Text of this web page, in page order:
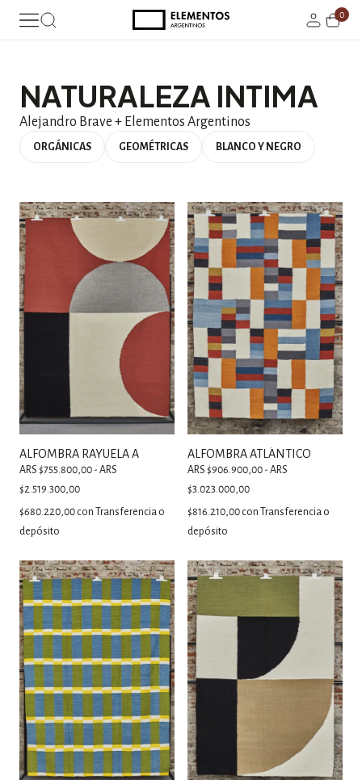
0
NATURALEZA INTIMA
Alejandro Brave + Elementos Argentinos
ORGÁNICAS GEOMÉTRICAS BLANCO Y NEGRO
ALFOMBRA RAYUELA A
ARS $755.800,00 - ARS
$2.519.300,00
$680.220,00 con
Transferencia o
depósito
ALFOMBRA ATLÁNTICO
ARS $906.900,00 - ARS
$3.023.000,00
$816.210,00 con
Transferencia o
depósito